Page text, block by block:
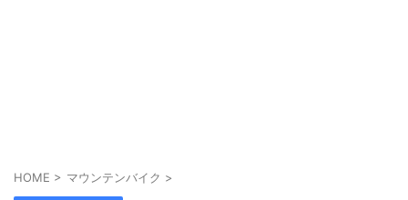
HOME > マウンテンバイク >